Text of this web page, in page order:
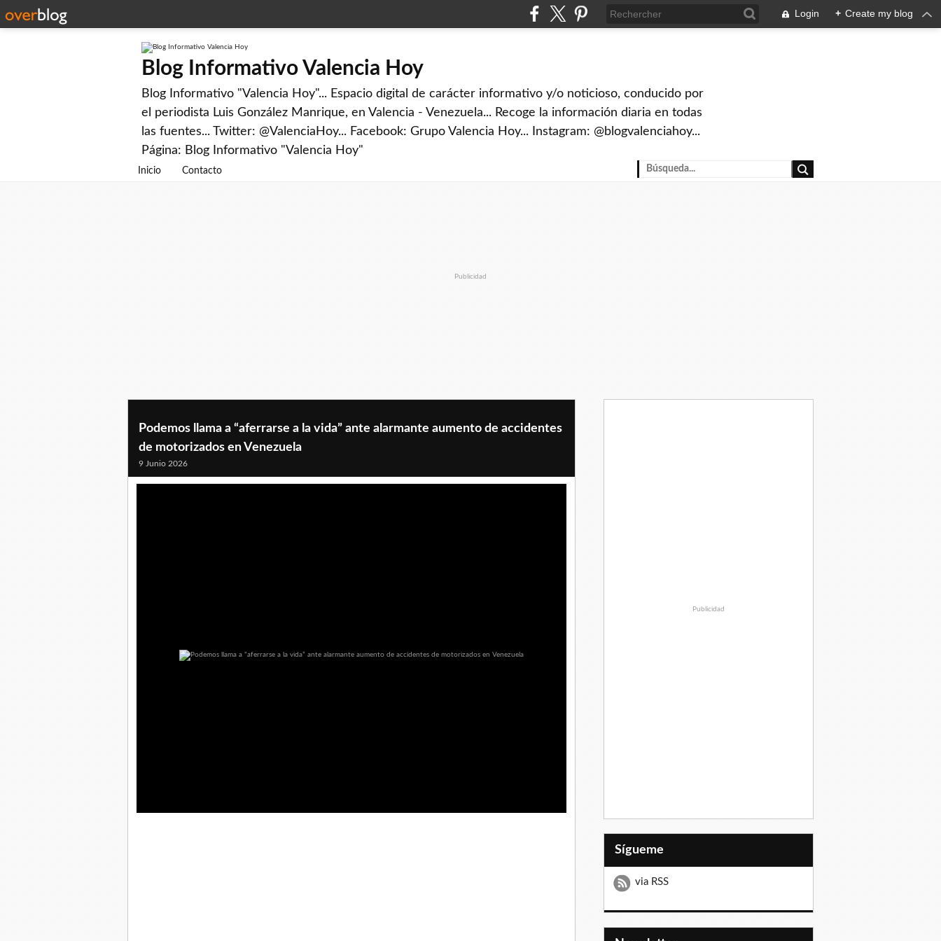
Login + Create my blog
Blog Informativo Valencia Hoy
Blog Informativo "Valencia Hoy"... Espacio digital de carácter informativo y/o noticioso, conducido por
el periodista Luis González Manrique, en Valencia - Venezuela... Recoge la información diaria en todas
las fuentes... Twitter: @ValenciaHoy... Facebook: Grupo Valencia Hoy... Instagram: @blogvalenciahoy...
Página: Blog Informativo "Valencia Hoy"
Inicio Contacto
Publicidad
Podemos llama a “aferrarse a la vida” ante alarmante aumento de accidentes
de motorizados en Venezuela
9 Junio 2026
Publicidad
Sígueme
via RSS